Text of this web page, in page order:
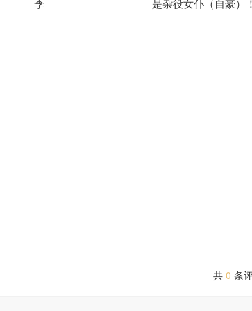
谷山纪章 樱井孝宏 花泽香菜 森川智之 植田佳奈 石田
季
是杂役女仆（自豪）！
子 石谷春贵 小野寺悠贵 新祐树 渡谷美帆
共 0 条